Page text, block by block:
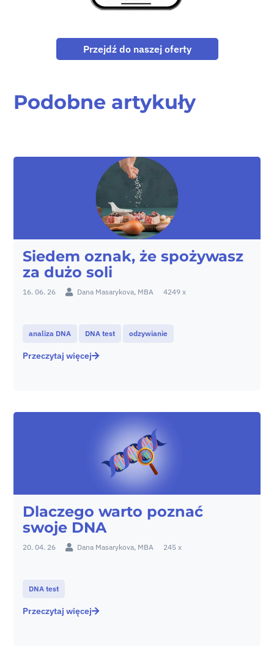
Przejdź do naszej oferty
Podobne artykuły
Siedem oznak, że spożywasz
za dużo soli
16. 06. 26 Dana Masarykova, MBA 4249 x
analiza DNA DNA test odzywianie
Przeczytaj więcej
Dlaczego warto poznać
swoje DNA
20. 04. 26 Dana Masarykova, MBA 245 x
DNA test
Przeczytaj więcej